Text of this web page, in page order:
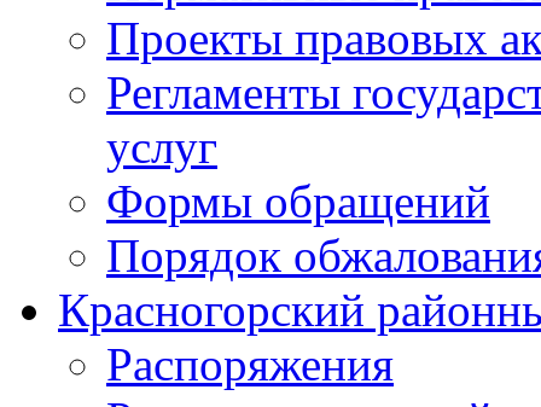
Проекты правовых
Регламенты
услуг
Формы обращений
Порядок
Красногорский
Распоряжения